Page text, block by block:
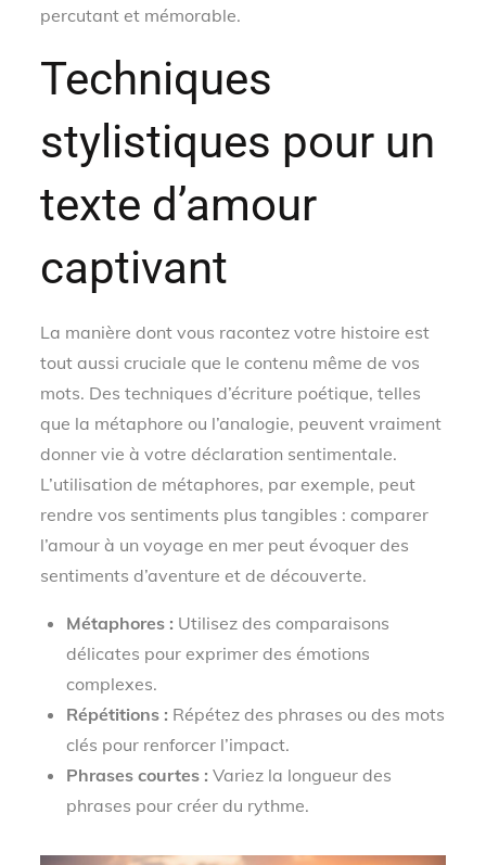
percutant et mémorable.
Techniques
stylistiques pour un
texte d’amour
captivant
La manière dont vous racontez votre histoire est
tout aussi cruciale que le contenu même de vos
mots. Des techniques d’écriture poétique, telles
que la métaphore ou l’analogie, peuvent vraiment
donner vie à votre déclaration sentimentale.
L’utilisation de métaphores, par exemple, peut
rendre vos sentiments plus tangibles : comparer
l’amour à un voyage en mer peut évoquer des
sentiments d’aventure et de découverte.
Métaphores : Utilisez des comparaisons
délicates pour exprimer des émotions
complexes.
Répétitions : Répétez des phrases ou des mots
clés pour renforcer l’impact.
Phrases courtes : Variez la longueur des
phrases pour créer du rythme.